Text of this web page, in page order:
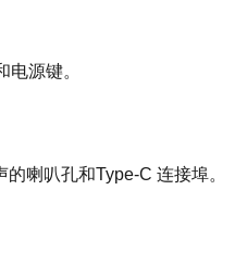
源键。
喇叭孔和Type-C 连接埠。